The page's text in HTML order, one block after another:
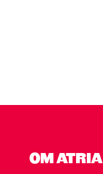
OM ATRIA